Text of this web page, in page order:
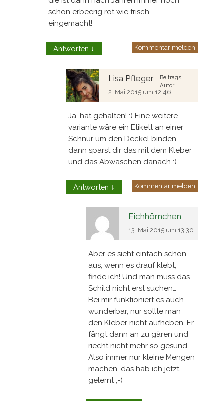
schön erbeerig rot wie frisch
eingemacht!
Antworten ↓ Kommentar melden
Lisa Pfleger
Beitrags
Autor
2. Mai 2015 um 12:46
Ja, hat gehalten! :) Eine weitere
variante wäre ein Etikett an einer
Schnur um den Deckel binden –
dann sparst dir das mit dem Kleber
und das Abwaschen danach :)
Antworten ↓ Kommentar melden
Eichhörnchen
13. Mai 2015 um 13:30
Aber es sieht einfach schön
aus, wenn es drauf klebt,
finde ich! Und man muss das
Schild nicht erst suchen…
Bei mir funktioniert es auch
wunderbar, nur sollte man
den Kleber nicht aufheben. Er
fängt dann an zu gären und
riecht nicht mehr so gesund…
Also immer nur kleine Mengen
machen, das hab ich jetzt
gelernt ;-)